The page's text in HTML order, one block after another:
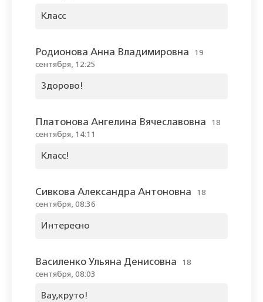
Класс
Родионова Анна Владимировна
19
сентября, 12:25
Здорово!
Платонова Ангелина Вячеславовна
18
сентября, 14:11
Класс!
Сивкова Александра Антоновна
18
сентября, 08:36
Интересно
Василенко Ульяна Денисовна
18
сентября, 08:03
Вау,круто!